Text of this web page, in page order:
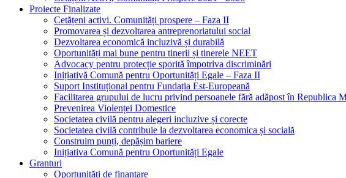
Proiecte Finalizate
Cetățeni activi. Comunități prospere – Faza II
Promovarea și dezvoltarea antreprenoriatului social
Dezvoltarea economică incluzivă și durabilă
Oportunități mai bune pentru tinerii și tinerele NEET
Advocacy pentru protecție sporită împotriva discriminări
Inițiativă Comună pentru Oportunități Egale – Faza II
Suport Instituțional pentru Fundația Est-Europeană
Facilitarea grupului de lucru privind persoanele fără adăpost în Republica
Prevenirea Violenței Domestice
Societatea civilă pentru alegeri incluzive și corecte
Societatea civilă contribuie la dezvoltarea economica și socială
Construim punți, depășim bariere
Inițiativa Comună pentru Oportunități Egale
Granturi
Oportunități de finanțare